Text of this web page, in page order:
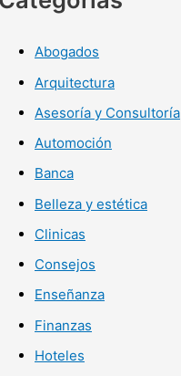
Abogados
Arquitectura
Asesoría y Consultoría
Automoción
Banca
Belleza y estética
Clinicas
Consejos
Enseñanza
Finanzas
Hoteles